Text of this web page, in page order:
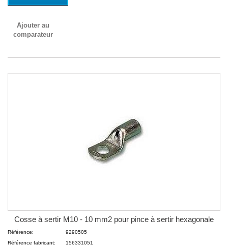
Ajouter au
comparateur
Cosse à sertir M10 - 10 mm2 pour pince à sertir hexagonale
Référence:
9290505
Référence fabricant:
156331051